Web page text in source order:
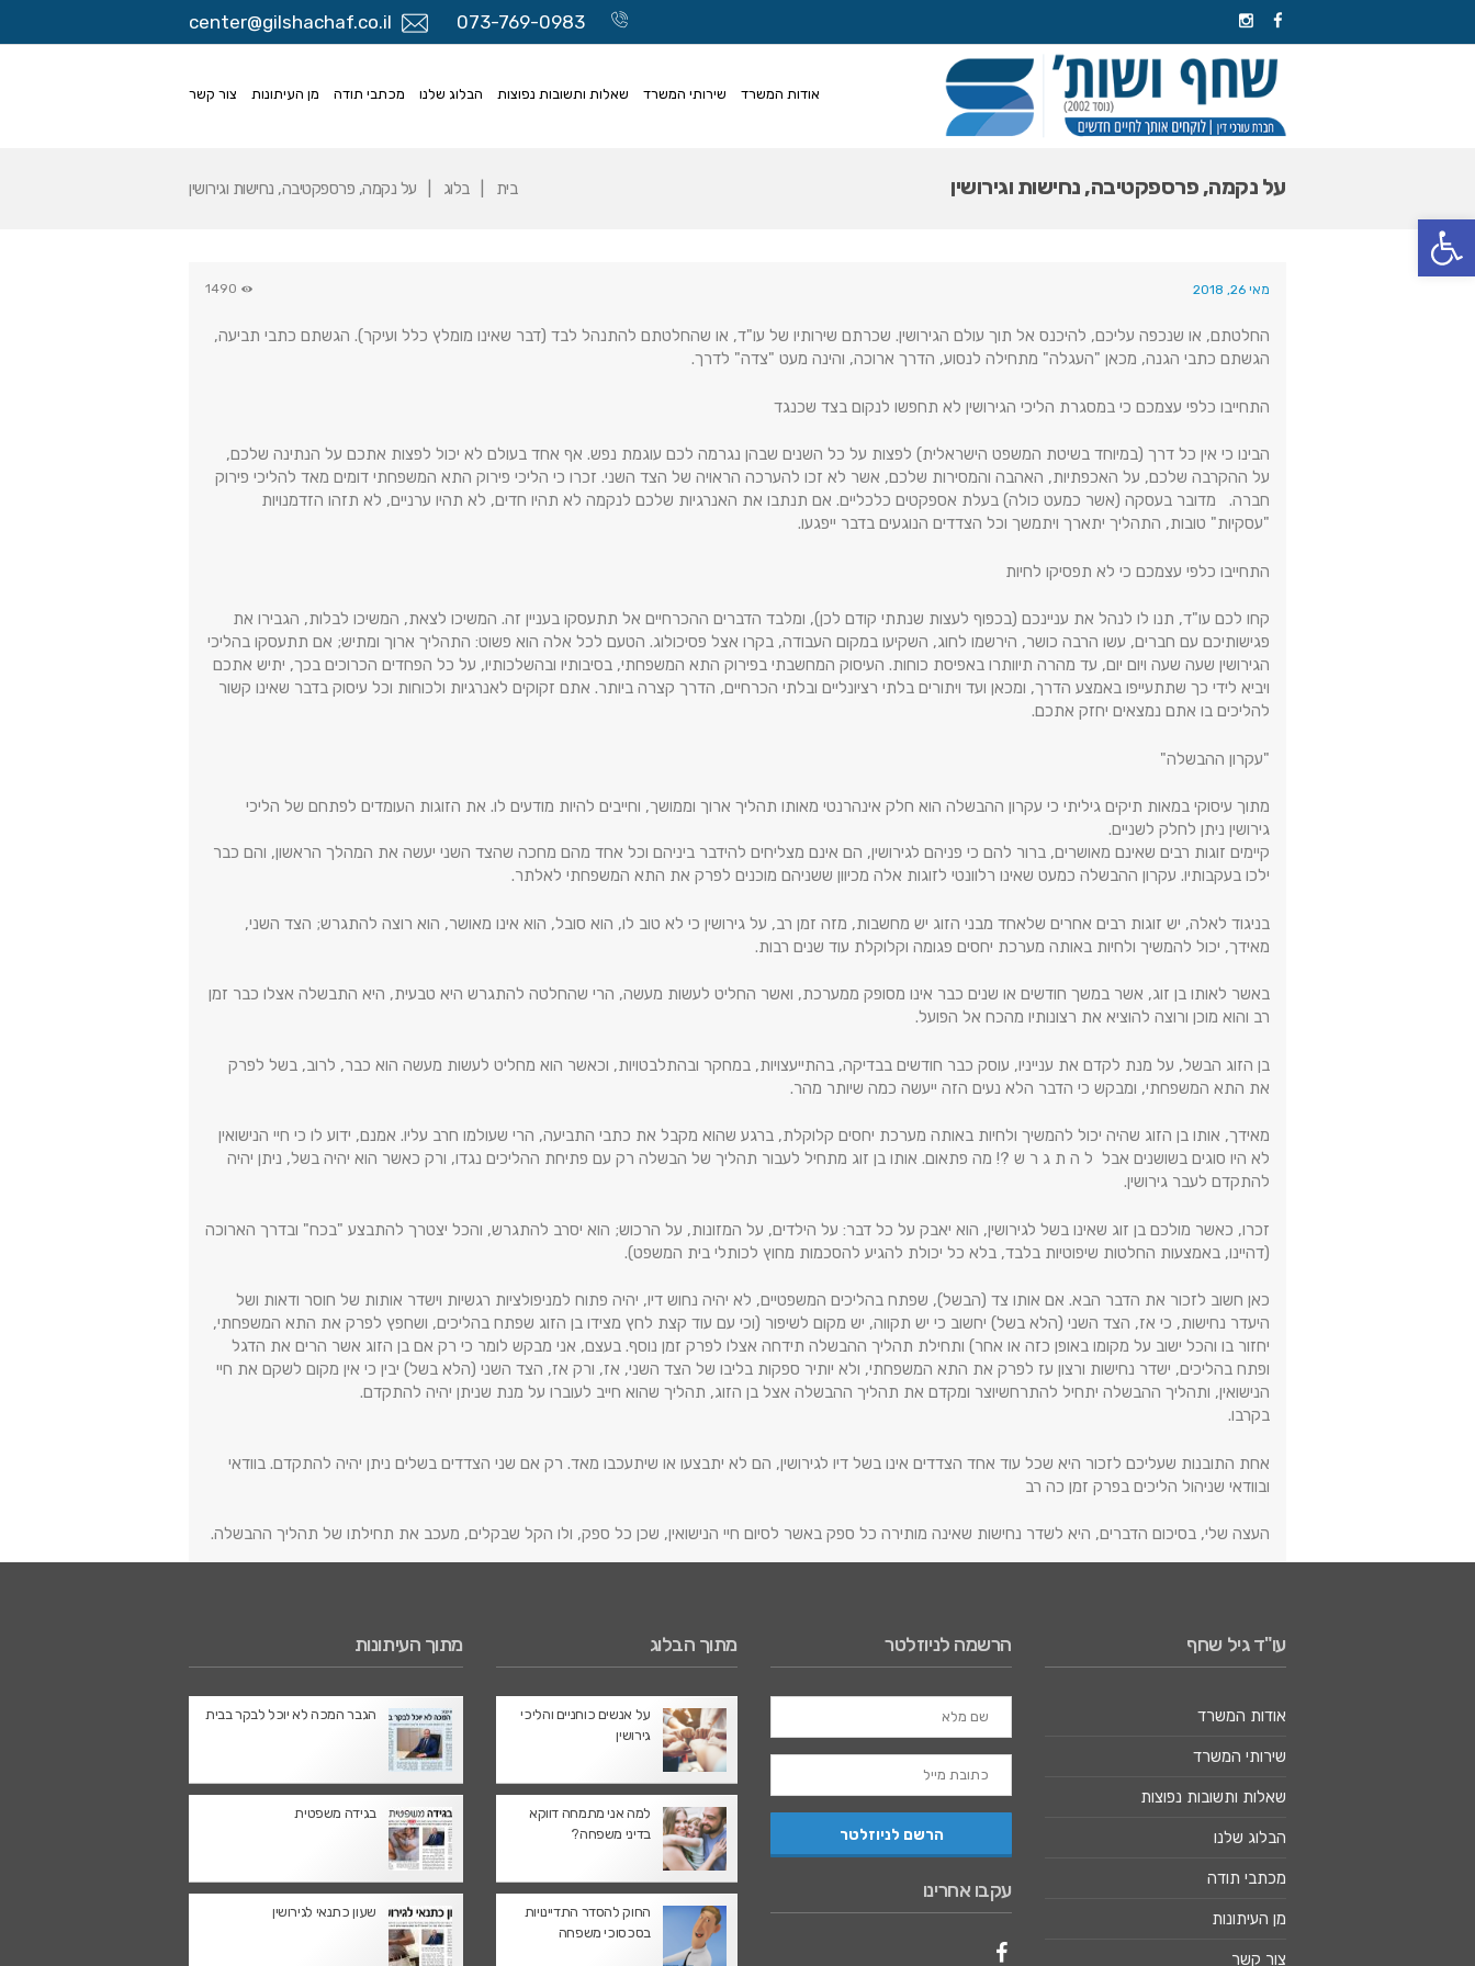
פתח סרגל נגישות
center@gilshachaf.co.il 073-769-0983
אודות המשרד שירותי המשרד שאלות ותשובות נפוצות הבלוג שלנו מכתבי תודה מן העיתונות צור קשר
על נקמה, פרספקטיבה, נחישות וגירושין בית בלוג על נקמה, פרספקטיבה, נחישות וגירושין
מאי 26, 2018 1490
החלטתם, או שנכפה עליכם, להיכנס אל תוך עולם הגירושין. שכרתם שירותיו של עו"ד, או שהחלטתם להתנהל לבד (דבר שאינו מומלץ כלל ועיקר). הגשתם כתבי תביעה,
הגשתם כתבי הגנה, מכאן "העגלה" מתחילה לנסוע, הדרך ארוכה, והינה מעט "צדה" לדרך.
התחייבו כלפי עצמכם כי במסגרת הליכי הגירושין לא תחפשו לנקום בצד שכנגד
הבינו כי אין כל דרך (במיוחד בשיטת המשפט הישראלית) לפצות על כל השנים שבהן נגרמה לכם עוגמת נפש. אף אחד בעולם לא יכול לפצות אתכם על הנתינה שלכם,
על ההקרבה שלכם, על האכפתיות, האהבה והמסירות שלכם, אשר לא זכו להערכה הראויה של הצד השני. זכרו כי הליכי פירוק התא המשפחתי דומים מאד להליכי פירוק
חברה. מדובר בעסקה (אשר כמעט כולה) בעלת אספקטים כלכליים. אם תנתבו את האנרגיות שלכם לנקמה לא תהיו חדים, לא תהיו ערניים, לא תזהו הזדמנויות
"עסקיות" טובות, התהליך יתארך ויתמשך וכל הצדדים הנוגעים בדבר ייפגעו.
התחייבו כלפי עצמכם כי לא תפסיקו לחיות
קחו לכם עו"ד, תנו לו לנהל את עניינכם (בכפוף לעצות שנתתי קודם לכן), ומלבד הדברים ההכרחיים אל תתעסקו בעניין זה. המשיכו לצאת, המשיכו לבלות, הגבירו את
פגישותיכם עם חברים, עשו הרבה כושר, הירשמו לחוג, השקיעו במקום העבודה, בקרו אצל פסיכולוג. הטעם לכל אלה הוא פשוט: התהליך ארוך ומתיש; אם תתעסקו בהליכי
הגירושין שעה שעה ויום יום, עד מהרה תיוותרו באפיסת כוחות. העיסוק המחשבתי בפירוק התא המשפחתי, בסיבותיו ובהשלכותיו, על כל הפחדים הכרוכים בכך, יתיש אתכם
ויביא לידי כך שתתעייפו באמצע הדרך, ומכאן ועד ויתורים בלתי רציונליים ובלתי הכרחיים, הדרך קצרה ביותר. אתם זקוקים לאנרגיות ולכוחות וכל עיסוק בדבר שאינו קשור
להליכים בו אתם נמצאים יחזק אתכם.
"עקרון ההבשלה"
מתוך עיסוקי במאות תיקים גיליתי כי עקרון ההבשלה הוא חלק אינהרנטי מאותו תהליך ארוך וממושך, וחייבים להיות מודעים לו. את הזוגות העומדים לפתחם של הליכי
גירושין ניתן לחלק לשניים.
קיימים זוגות רבים שאינם מאושרים, ברור להם כי פניהם לגירושין, הם אינם מצליחים להידבר ביניהם וכל אחד מהם מחכה שהצד השני יעשה את המהלך הראשון, והם כבר
ילכו בעקבותיו. עקרון ההבשלה כמעט שאינו רלוונטי לזוגות אלה מכיוון ששניהם מוכנים לפרק את התא המשפחתי לאלתר.
בניגוד לאלה, יש זוגות רבים אחרים שלאחד מבני הזוג יש מחשבות, מזה זמן רב, על גירושין כי לא טוב לו, הוא סובל, הוא אינו מאושר, הוא רוצה להתגרש; הצד השני,
מאידך, יכול להמשיך ולחיות באותה מערכת יחסים פגומה וקלוקלת עוד שנים רבות.
באשר לאותו בן זוג, אשר במשך חודשים או שנים כבר אינו מסופק ממערכת, ואשר החליט לעשות מעשה, הרי שהחלטה להתגרש היא טבעית, היא התבשלה אצלו כבר זמן
רב והוא מוכן ורוצה להוציא את רצונותיו מהכח אל הפועל.
בן הזוג הבשל, על מנת לקדם את ענייניו, עוסק כבר חודשים בבדיקה, בהתייעצויות, במחקר ובהתלבטויות, וכאשר הוא מחליט לעשות מעשה הוא כבר, לרוב, בשל לפרק
את התא המשפחתי, ומבקש כי הדבר הלא נעים הזה ייעשה כמה שיותר מהר.
מאידך, אותו בן הזוג שהיה יכול להמשיך ולחיות באותה מערכת יחסים קלוקלת, ברגע שהוא מקבל את כתבי התביעה, הרי שעולמו חרב עליו. אמנם, ידוע לו כי חיי הנישואין
לא היו סוגים בשושנים אבל ל ה ת ג ר ש ?! מה פתאום. אותו בן זוג מתחיל לעבור תהליך של הבשלה רק עם פתיחת ההליכים נגדו, ורק כאשר הוא יהיה בשל, ניתן יהיה
להתקדם לעבר גירושין.
זכרו, כאשר מולכם בן זוג שאינו בשל לגירושין, הוא יאבק על כל דבר: על הילדים, על המזונות, על הרכוש; הוא יסרב להתגרש, והכל יצטרך להתבצע "בכח" ובדרך הארוכה
(דהיינו, באמצעות החלטות שיפוטיות בלבד, בלא כל יכולת להגיע להסכמות מחוץ לכותלי בית המשפט).
כאן חשוב לזכור את הדבר הבא. אם אותו צד (הבשל), שפתח בהליכים המשפטיים, לא יהיה נחוש דיו, יהיה פתוח למניפולציות רגשיות וישדר אותות של חוסר ודאות ושל
היעדר נחישות, כי אז, הצד השני (הלא בשל) יחשוב כי יש תקווה, יש מקום לשיפור (וכי עם עוד קצת לחץ מצידו בן הזוג שפתח בהליכים, ושחפץ לפרק את התא המשפחתי,
יחזור בו והכל ישוב על מקומו באופן כזה או אחר) ותחילת תהליך ההבשלה תידחה אצלו לפרק זמן נוסף. בעצם, אני מבקש לומר כי רק אם בן הזוג אשר הרים את הדגל
ופתח בהליכים, ישדר נחישות ורצון עז לפרק את התא המשפחתי, ולא יותיר ספקות בליבו של הצד השני, אז, ורק אז, הצד השני (הלא בשל) יבין כי אין מקום לשקם את חיי
הנישואין, ותהליך ההבשלה יתחיל להתרחשיוצר ומקדם את תהליך ההבשלה אצל בן הזוג, תהליך שהוא חייב לעוברו על מנת שניתן יהיה להתקדם.
בקרבו.
אחת התובנות שעליכם לזכור היא שכל עוד אחד הצדדים אינו בשל דיו לגירושין, הם לא יתבצעו או שיתעכבו מאד. רק אם שני הצדדים בשלים ניתן יהיה להתקדם. בוודאי
ובוודאי שניהול הליכים בפרק זמן כה רב
העצה שלי, בסיכום הדברים, היא לשדר נחישות שאינה מותירה כל ספק באשר לסיום חיי הנישואין, שכן כל ספק, ולו הקל שבקלים, מעכב את תחילתו של תהליך ההבשלה.
עו"ד גיל שחף
אודות המשרד
שירותי המשרד
שאלות ותשובות נפוצות
הבלוג שלנו
מכתבי תודה
מן העיתונות
צור קשר
הרשמה לניוזלטר
עקבו אחרינו
מתוך הבלוג
על אנשים כוחניים והליכי
גירושין
למה אני מתמחה דווקא
בדיני משפחה?
החוק להסדר התדיינויות
בסכסוכי משפחה
מתוך העיתונות
הגבר המכה לא יוכל לבקר בבית
בגידה משפטית
שעון כתנאי לגירושין